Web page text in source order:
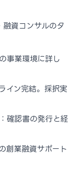
資コンサルのタ
事業環境に詳し
イン完結。採択実
：確認書の発行と経
創業融資サポート